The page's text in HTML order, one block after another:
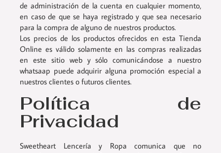
de administración de la cuenta en cualquier momento,
en caso de que se haya registrado y que sea necesario
para la compra de alguno de nuestros productos.
Los precios de los productos ofrecidos en esta Tienda
Online es válido solamente en las compras realizadas
en este sitio web y sólo comunicándose a nuestro
whatsaap puede adquirir alguna promoción especial a
nuestros clientes o futuros clientes.
Política de
Privacidad
Sweetheart Lencería y Ropa comunica que no